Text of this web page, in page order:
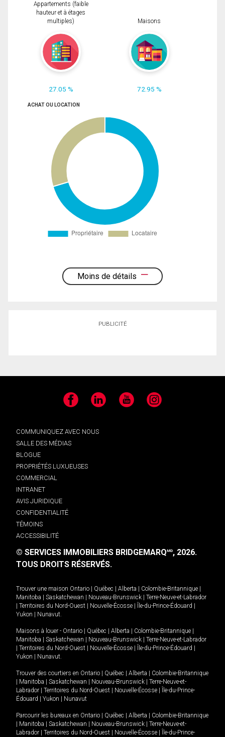
Appartements (faible
hauteur et à étages
multiples)
27.05 %
Maisons
72.95 %
ACHAT OU LOCATION
Moins de détails
PUBLICITÉ
Facebook LinkedIn YouTube Instagram
COMMUNIQUEZ AVEC NOUS
SALLE DES MÉDIAS
BLOGUE
PROPRIÉTÉS LUXUEUSES
COMMERCIAL
INTRANET
AVIS JURIDIQUE
CONFIDENTIALITÉ
TÉMOINS
ACCESSIBILITÉ
© SERVICES IMMOBILIERS BRIDGEMARQMD, 2026.
TOUS DROITS RÉSERVÉS.
Trouver une maison Ontario Québec Alberta Colombie-Britannique
Manitoba
Saskatchewan Nouveau-Brunswick
Terre-Neuve-et-Labrador
Territoires du Nord-Ouest Nouvelle-Écosse Île-du-Prince-Édouard
Yukon
Nunavut.
Maisons à louer - Ontario Québec Alberta Colombie-Britannique
Manitoba
Saskatchewan Nouveau-Brunswick
Terre-Neuve-et-Labrador
Territoires du Nord-Ouest Nouvelle-Écosse Île-du-Prince-Édouard
Yukon
Nunavut.
Trouver des courtiers en Ontario Québec Alberta
Colombie-Britannique
Manitoba Saskatchewan Nouveau-Brunswick
Terre-Neuve-et-
Labrador
Territoires du Nord-Ouest Nouvelle-Écosse
Île-du-Prince-
Édouard
Yukon Nunavut
Parcourir les bureaux en Ontario Québec Alberta
Colombie-Britannique
Manitoba Saskatchewan Nouveau-Brunswick
Terre-Neuve-et-
Labrador
Territoires du Nord-Ouest Nouvelle-Écosse
Île-du-Prince-